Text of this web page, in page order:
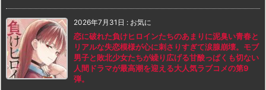
2026年7月31日 : お気に
恋に破れた負けヒロインたちのあまりに泥臭い青春と
リアルな失恋模様が心に刺さりすぎて涙腺崩壊。モブ
男子と敗北少女たちが繰り広げる甘酸っぱくも切ない
人間ドラマが最高潮を迎える大人気ラブコメの第9
弾。